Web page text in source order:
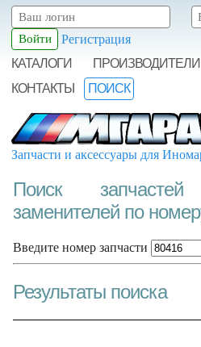
Регистрация
КАТАЛОГИ
ПРОИЗВОДИТЕЛИ
КОНТАКТЫ
ПОИСК
Запчасти и аксессуары для
Поиск
заменителей по
Введите номер запчасти
Результаты поиска